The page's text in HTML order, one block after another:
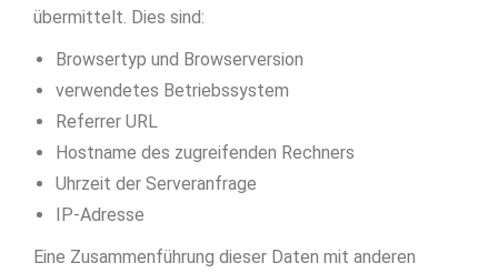
übermittelt. Dies sind:
Browsertyp und Browserversion
verwendetes Betriebssystem
Referrer URL
Hostname des zugreifenden Rechners
Uhrzeit der Serveranfrage
IP-Adresse
Eine Zusammenführung dieser Daten mit anderen